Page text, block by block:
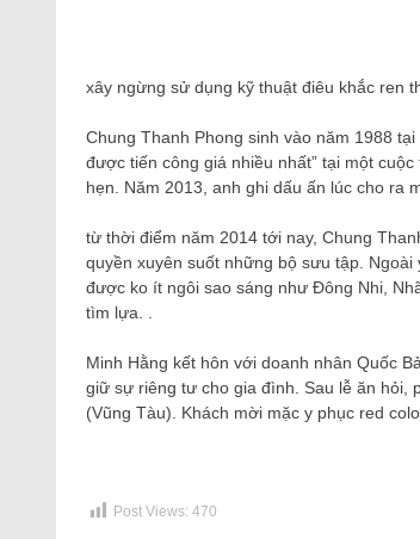
xây ngừng sử dụng kỹ thuật điêu khắc ren
Chung Thanh Phong sinh vào năm 1988
được tiến công giá nhiều nhất” tại một
hẹn. Năm 2013, anh ghi dấu ấn lúc cho ra
từ thời điểm năm 2014 tới nay, Chung
quyền xuyên suốt những bộ sưu tập.
được ko ít ngôi sao sáng như Đông Nhi,
tìm lựa. .
Minh Hằng kết hôn với doanh nhân Quốc
giữ sự riêng tư cho gia đình. Sau lễ ăn hỏi,
(Vũng Tàu). Khách mời mặc y phục red
Post Views: 470